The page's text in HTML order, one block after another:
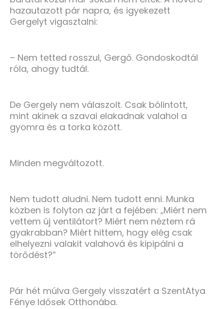
hazautazott pár napra, és igyekezett
Gergelyt vigasztalni:
– Nem tetted rosszul, Gergő. Gondoskodtál
róla, ahogy tudtál.
De Gergely nem válaszolt. Csak bólintott,
mint akinek a szavai elakadnak valahol a
gyomra és a torka között.
Minden megváltozott.
Nem tudott aludni. Nem tudott enni. Munka
közben is folyton az járt a fejében: „Miért nem
vettem új ventilátort? Miért nem néztem rá
gyakrabban? Miért hittem, hogy elég csak
elhelyezni valakit valahová és kipipálni a
törődést?”
Pár hét múlva Gergely visszatért a SzentAtya
Fénye Idősek Otthonába.